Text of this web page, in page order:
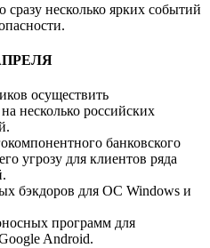
несколько ярких событий
осуществить
несколько российских
банковского
угрозу для клиентов ряда
бэкдоров для ОС Windows и
программ для
Android.